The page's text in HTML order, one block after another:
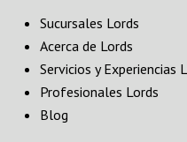
Sucursales Lords
Acerca de Lords
Servicios y Experiencias
Profesionales Lords
Blog